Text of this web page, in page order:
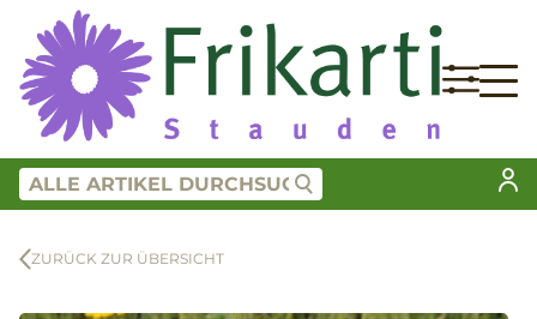
ZURÜCK ZUR ÜBERSICHT